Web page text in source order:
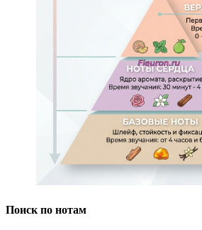
Поиск по нотам